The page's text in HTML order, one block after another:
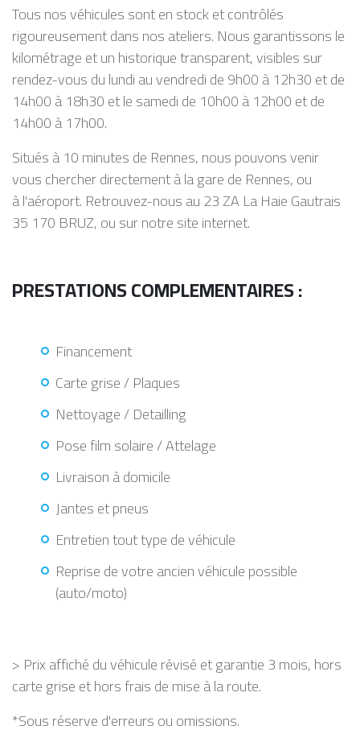
Tous nos véhicules sont en stock et contrôlés
rigoureusement dans nos ateliers. Nous garantissons le
kilométrage et un historique transparent, visibles sur
rendez-vous du lundi au vendredi de 9h00 à 12h30 et de
14h00 à 18h30 et le samedi de 10h00 à 12h00 et de
14h00 à 17h00.
Situés à 10 minutes de Rennes, nous pouvons venir
vous chercher directement à la gare de Rennes, ou
à l'aéroport. Retrouvez-nous au 23 ZA La Haie Gautrais
35 170 BRUZ, ou sur notre site internet.
PRESTATIONS COMPLEMENTAIRES :
Financement
Carte grise / Plaques
Nettoyage / Detailling
Pose film solaire / Attelage
Livraison à domicile
Jantes et pneus
Entretien tout type de véhicule
Reprise de votre ancien véhicule possible
(auto/moto)
> Prix affiché du véhicule révisé et garantie 3 mois, hors
carte grise et hors frais de mise à la route.
*Sous réserve d'erreurs ou omissions.